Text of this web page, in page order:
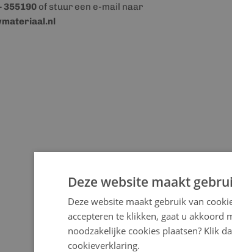
355190 of stuur een e-mail naar
Deze website maakt
Deze website maakt gebruik van
accepteren te klikken, gaat u akkoord
noodzakelijke cookies plaatsen? Klik
cookieverklaring.